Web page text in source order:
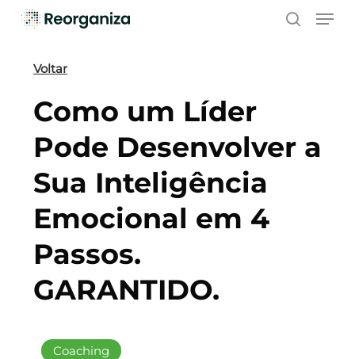
Skip
contentVoltar
Coaching
Como um Líder
Pode Desenvolver a
Sua Inteligência
Emocional em 4
Passos.
GARANTIDO.